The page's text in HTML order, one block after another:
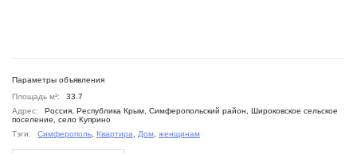
Параметры объявления
Площадь м²:
33.7
Адрес:
Россия, Республика Крым, Симферопольский район, Широковское сельское
поселение, село Куприно
Тэги:
Симферополь, Квартира, Дом, женщинам